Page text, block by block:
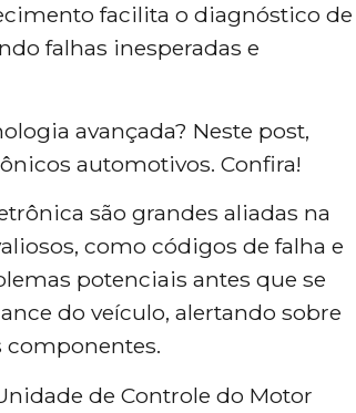
facilita o diagnóstico de
falhas inesperadas e
avançada? Neste post,
automotivos. Confira!
são grandes aliadas na
como códigos de falha e
potenciais antes que se
do veículo, alertando sobre
componentes.
de Controle do Motor